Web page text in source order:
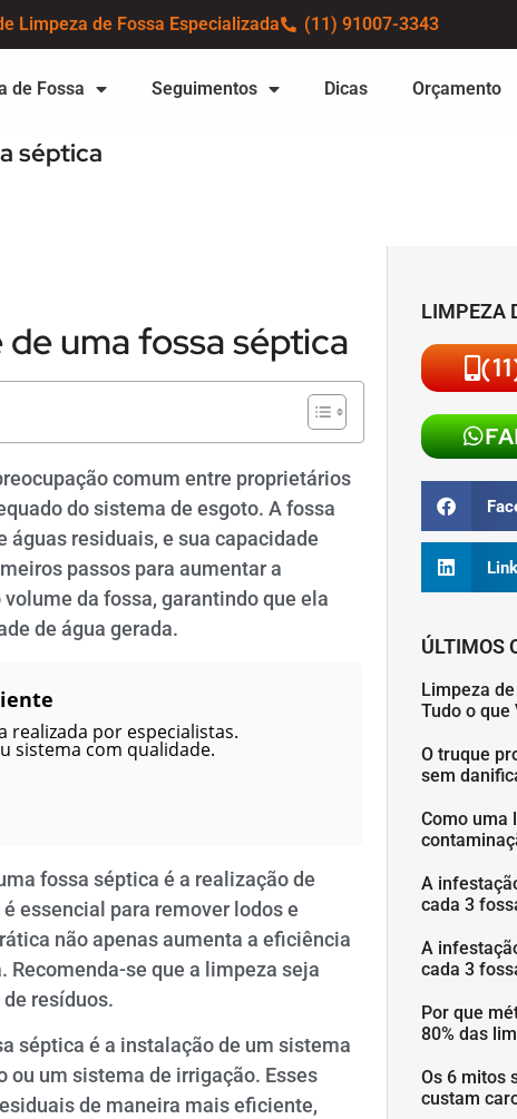
Limpeza de Fossa Especializada (11) 91007-3343
de Fossa Seguimentos Dicas Orçamento
séptica
uma fossa séptica
comum entre proprietários
do sistema de esgoto. A fossa
residuais, e sua capacidade
passos para aumentar a
da fossa, garantindo que ela
de água gerada.
realizada por especialistas.
sistema com qualidade.
fossa séptica é a realização de
essencial para remover lodos e
não apenas aumenta a eficiência
se que a limpeza seja
resíduos.
séptica é a instalação de um sistema
um sistema de irrigação. Esses
de maneira mais eficiente,
LIMPEZA
ÚLTIMOS
Limpeza
Tudo o que
O truque
sem
Como uma
A
cada 3
A
cada 3
Por que
80% das
Os 6 mitos
custam